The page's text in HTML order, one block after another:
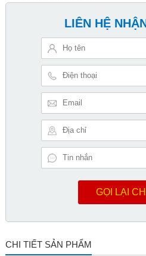
LIÊN HỆ
GỌI LẠI
CHI TIẾT SẢN PHẨM